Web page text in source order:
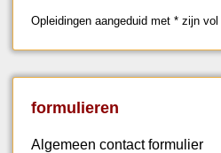
Opleidingen aangeduid met * zijn vol
formulieren
Algemeen contact formulier